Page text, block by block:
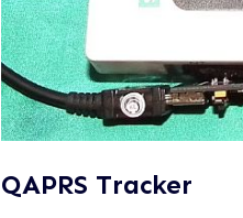
QAPRS Tracker